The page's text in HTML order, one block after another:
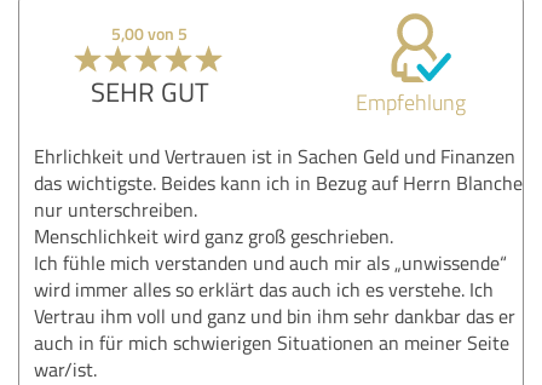
5,00 von 5
SEHR GUT Empfehlung
Ehrlichkeit und Vertrauen ist in Sachen Geld und Finanzen
das wichtigste. Beides kann ich in Bezug auf Herrn Blanche
nur unterschreiben.
Menschlichkeit wird ganz groß geschrieben.
Ich fühle mich verstanden und auch mir als „unwissende“
wird immer alles so erklärt das auch ich es verstehe. Ich
Vertrau ihm voll und ganz und bin ihm sehr dankbar das er
auch in für mich schwierigen Situationen an meiner Seite
war/ist.